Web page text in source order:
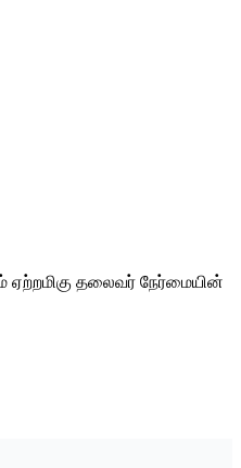
ஏற்றமிகு தலைவர் நேர்மையின்